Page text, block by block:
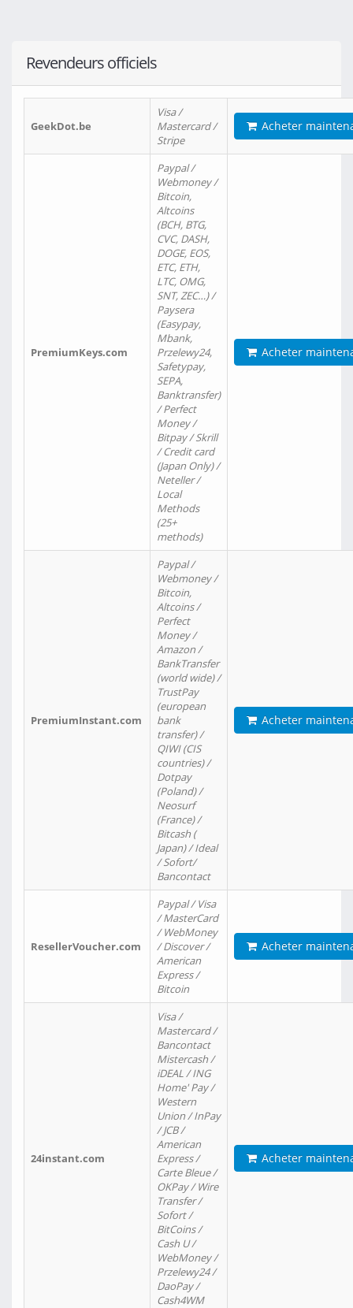
Revendeurs officiels
GeekDot.be
Visa /
Mastercard /
Stripe
Acheter
PremiumKeys.com
Paypal /
Webmoney /
Bitcoin,
Altcoins
(BCH, BTG,
CVC, DASH,
DOGE, EOS,
ETC, ETH,
LTC, OMG,
SNT, ZEC…) /
Paysera
(Easypay,
Mbank,
Przelewy24,
Safetypay,
SEPA,
Banktransfer)
/ Perfect
Money /
Bitpay / Skrill
/ Credit card
(Japan Only) /
Neteller /
Local
Methods
(25+
methods)
Acheter
PremiumInstant.com
Paypal /
Webmoney /
Bitcoin,
Altcoins /
Perfect
Money /
Amazon /
BankTransfer
(world wide) /
TrustPay
(european
bank
transfer) /
QIWI (CIS
countries) /
Dotpay
(Poland) /
Neosurf
(France) /
Bitcash (
Japan) / Ideal
/ Sofort/
Bancontact
Acheter
ResellerVoucher.com
Paypal / Visa
/ MasterCard
/ WebMoney
/ Discover /
American
Express /
Bitcoin
Acheter
24instant.com
Visa /
Mastercard /
Bancontact
Mistercash /
iDEAL / ING
Home' Pay /
Western
Union / InPay
/ JCB /
American
Express /
Carte Bleue /
OKPay / Wire
Transfer /
Sofort /
BitCoins /
Cash U /
WebMoney /
Przelewy24 /
DaoPay /
Cash4WM
Acheter